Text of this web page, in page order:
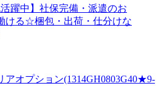
活躍中】社保完備・派遣のお
ける☆梱包・出荷・仕分けな
アオプション(1314GH0803G40★9-